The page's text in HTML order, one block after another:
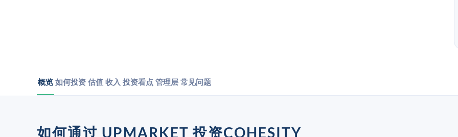
概览 如何投资 估值 收入 投资看点 管理层 常见问题
如何通过 UPMARKET 投资COHESITY